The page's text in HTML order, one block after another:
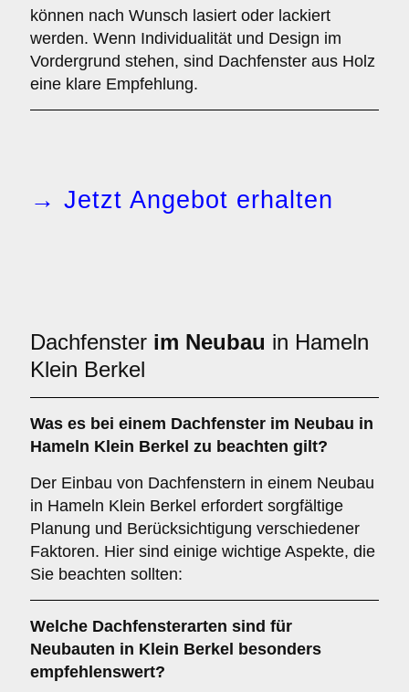
können nach Wunsch lasiert oder lackiert
werden. Wenn Individualität und Design im
Vordergrund stehen, sind Dachfenster aus Holz
eine klare Empfehlung.
→ Jetzt Angebot erhalten
Dachfenster im Neubau in Hameln
Klein Berkel
Was es bei einem Dachfenster im Neubau in
Hameln Klein Berkel zu beachten gilt?
Der Einbau von Dachfenstern in einem Neubau
in Hameln Klein Berkel erfordert sorgfältige
Planung und Berücksichtigung verschiedener
Faktoren. Hier sind einige wichtige Aspekte, die
Sie beachten sollten:
Welche Dachfensterarten sind für
Neubauten in Klein Berkel besonders
empfehlenswert?